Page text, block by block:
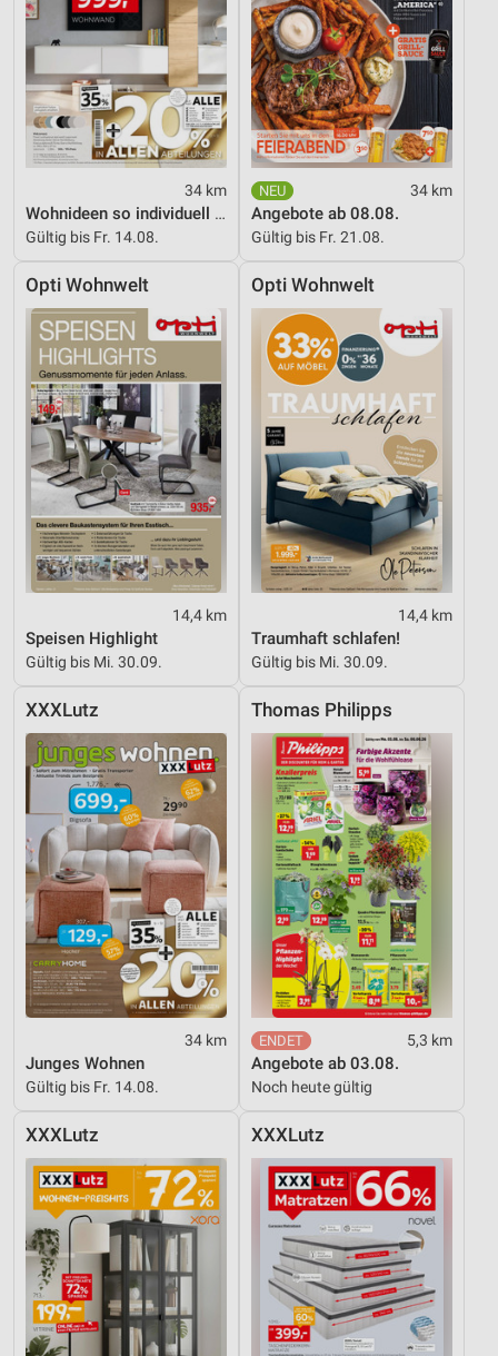
34 km
Wohnideen so individuell wie du!
Gültig bis Fr. 14.08.
34 km
Angebote ab 08.08.
Gültig bis Fr. 21.08.
Opti Wohnwelt
14,4 km
Speisen Highlight
Gültig bis Mi. 30.09.
Opti Wohnwelt
14,4 km
Traumhaft schlafen!
Gültig bis Mi. 30.09.
XXXLutz
34 km
Junges Wohnen
Gültig bis Fr. 14.08.
Thomas Philipps
5,3 km
Angebote ab 03.08.
Noch heute gültig
XXXLutz XXXLutz